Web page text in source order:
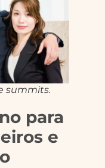
summits.
para
e